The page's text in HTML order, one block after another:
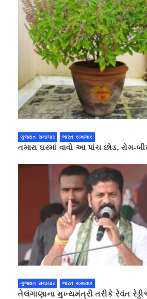
ગુજરાત સમાચાર ભારત સમાચાર
તમારા ઘરમાં વાવો આ પાંચ છોડ, રોગ-
ગુજરાત સમાચાર ભારત સમાચાર
તેલંગાણાના મુખ્યમંત્રી તરીકે રેવંત